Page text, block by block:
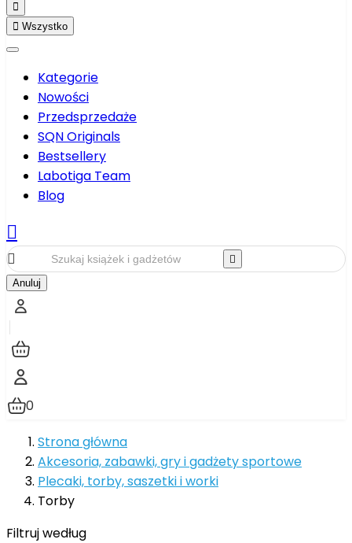

 Wszystko
Kategorie
Nowości
Przedsprzedaże
SQN Originals
Bestsellery
Labotiga Team
Blog



Anuluj
0
Strona główna
Akcesoria, zabawki, gry i gadżety sportowe
Plecaki, torby, saszetki i worki
Torby
Filtruj według